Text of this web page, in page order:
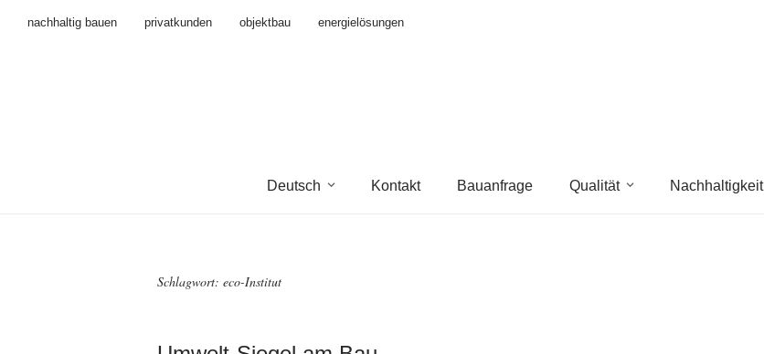
nachhaltig bauen privatkunden objektbau
energielösungen
Deutsch Kontakt Bauanfrage Qualität Nachhaltigkeit
Schlagwort: eco-Institut